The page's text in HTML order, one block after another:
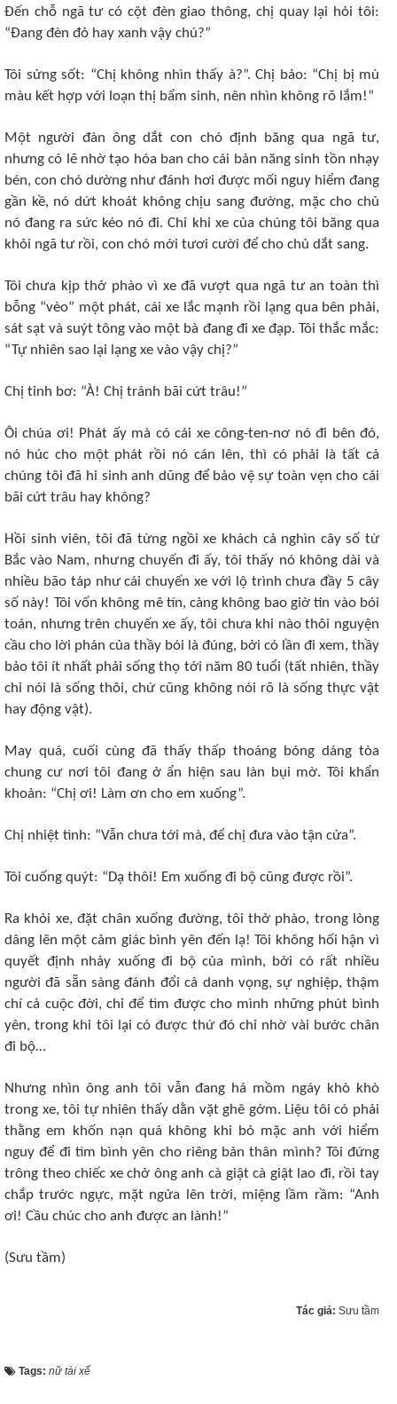
Đến chỗ ngã tư có cột đèn giao thông, chị quay lại hỏi tôi:
“Đang đèn đỏ hay xanh vậy chú?”
Tôi sửng sốt: “Chị không nhìn thấy à?”. Chị bảo: “Chị bị mù
màu kết hợp với loạn thị bẩm sinh, nên nhìn không rõ lắm!”
Một người đàn ông dắt con chó định băng qua ngã tư,
nhưng có lẽ nhờ tạo hóa ban cho cái bản năng sinh tồn nhạy
bén, con chó dường như đánh hơi được mối nguy hiểm đang
gần kề, nó dứt khoát không chịu sang đường, mặc cho chủ
nó đang ra sức kéo nó đi. Chỉ khi xe của chúng tôi băng qua
khỏi ngã tư rồi, con chó mới tươi cười để cho chủ dắt sang.
Tôi chưa kịp thở phào vì xe đã vượt qua ngã tư an toàn thì
bỗng “vèo” một phát, cái xe lắc mạnh rồi lạng qua bên phải,
sát sạt và suýt tông vào một bà đang đi xe đạp. Tôi thắc mắc:
“Tự nhiên sao lại lạng xe vào vậy chị?”
Chị tỉnh bơ: “À! Chị tránh bãi cứt trâu!”
Ôi chúa ơi! Phát ấy mà có cái xe công-ten-nơ nó đi bên đó,
nó húc cho một phát rồi nó cán lên, thì có phải là tất cả
chúng tôi đã hi sinh anh dũng để bảo vệ sự toàn vẹn cho cái
bãi cứt trâu hay không?
Hồi sinh viên, tôi đã từng ngồi xe khách cả nghìn cây số từ
Bắc vào Nam, nhưng chuyến đi ấy, tôi thấy nó không dài và
nhiều bão táp như cái chuyến xe với lộ trình chưa đầy 5 cây
số này! Tôi vốn không mê tín, càng không bao giờ tin vào bói
toán, nhưng trên chuyến xe ấy, tôi chưa khi nào thôi nguyện
cầu cho lời phán của thầy bói là đúng, bởi có lần đi xem, thầy
bảo tôi ít nhất phải sống thọ tới năm 80 tuổi (tất nhiên, thầy
chỉ nói là sống thôi, chứ cũng không nói rõ là sống thực vật
hay động vật).
May quá, cuối cùng đã thấy thấp thoáng bóng dáng tòa
chung cư nơi tôi đang ở ẩn hiện sau làn bụi mờ. Tôi khẩn
khoản: “Chị ơi! Làm ơn cho em xuống”.
Chị nhiệt tình: “Vẫn chưa tới mà, để chị đưa vào tận cửa”.
Tôi cuống quýt: “Dạ thôi! Em xuống đi bộ cũng được rồi”.
Ra khỏi xe, đặt chân xuống đường, tôi thở phào, trong lòng
dâng lên một cảm giác bình yên đến lạ! Tôi không hối hận vì
quyết định nhảy xuống đi bộ của mình, bởi có rất nhiều
người đã sẵn sàng đánh đổi cả danh vọng, sự nghiệp, thậm
chí cả cuộc đời, chỉ để tìm được cho mình những phút bình
yên, trong khi tôi lại có được thứ đó chỉ nhờ vài bước chân
đi bộ…
Nhưng nhìn ông anh tôi vẫn đang há mồm ngáy khò khò
trong xe, tôi tự nhiên thấy dằn vặt ghê gớm. Liệu tôi có phải
thằng em khốn nạn quá không khi bỏ mặc anh với hiểm
nguy để đi tìm bình yên cho riêng bản thân mình? Tôi đứng
trông theo chiếc xe chở ông anh cà giật cà giật lao đi, rồi tay
chắp trước ngực, mặt ngửa lên trời, miệng lầm rầm: “Anh
ơi! Cầu chúc cho anh được an lành!”
(Sưu tầm)
Tác giả: Sưu tầm
Tags: nữ tài xế